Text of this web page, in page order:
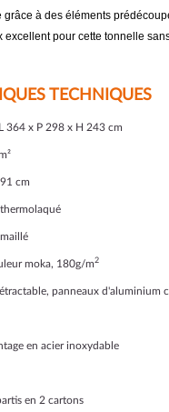
grâce à des éléments
excellent pour cette tonnelle
TECHNIQUES
L 364 x P 298 x H 243 cm
cm
moka, 180g/m2
panneaux d'aluminium
en acier inoxydable
en 2 cartons